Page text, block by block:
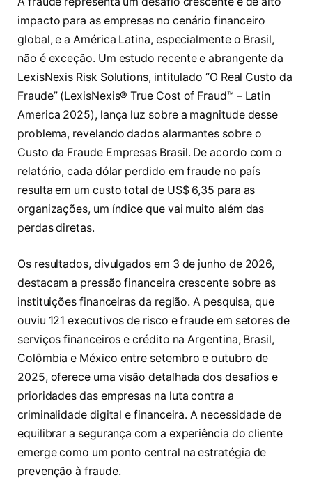
impacto para as empresas no cenário financeiro
global, e a América Latina, especialmente o Brasil,
não é exceção. Um estudo recente e abrangente da
LexisNexis Risk Solutions, intitulado “O Real Custo da
Fraude” (LexisNexis® True Cost of Fraud™ – Latin
America 2025), lança luz sobre a magnitude desse
problema, revelando dados alarmantes sobre o
Custo da Fraude Empresas Brasil. De acordo com o
relatório, cada dólar perdido em fraude no país
resulta em um custo total de US$ 6,35 para as
organizações, um índice que vai muito além das
perdas diretas.
Os resultados, divulgados em 3 de junho de 2026,
destacam a pressão financeira crescente sobre as
instituições financeiras da região. A pesquisa, que
ouviu 121 executivos de risco e fraude em setores de
serviços financeiros e crédito na Argentina, Brasil,
Colômbia e México entre setembro e outubro de
2025, oferece uma visão detalhada dos desafios e
prioridades das empresas na luta contra a
criminalidade digital e financeira. A necessidade de
equilibrar a segurança com a experiência do cliente
emerge como um ponto central na estratégia de
prevenção à fraude.